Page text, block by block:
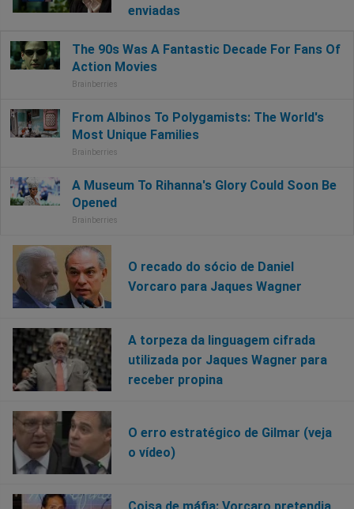
enviadas
O recado do sócio de Daniel
Vorcaro para Jaques Wagner
A torpeza da linguagem cifrada
utilizada por Jaques Wagner para
receber propina
O erro estratégico de Gilmar (veja
o vídeo)